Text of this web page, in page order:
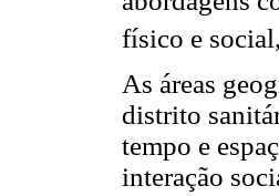
físico e
As áreas
distrito
tempo e
interação